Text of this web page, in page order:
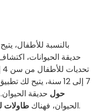
بالنسبة للأطفال،
حديقة الحيوانات،
7 إلى 12 سنة، يتيح لك تطبيق الويب القيام
حول حديقة
الحيوان، فهناك طاولات في مناطق مختلفة من الحديقة.